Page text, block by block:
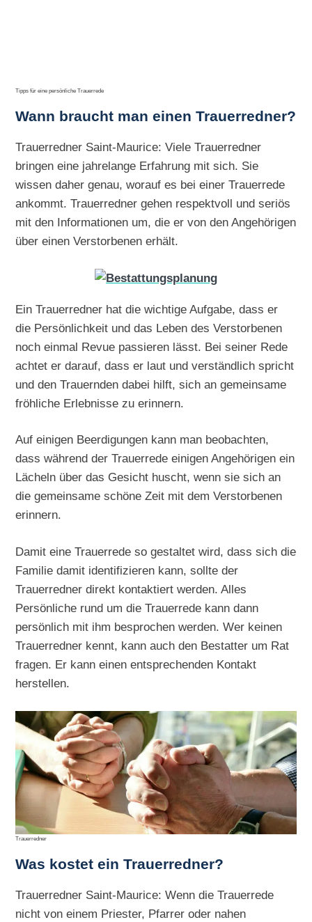
Tipps für eine persönliche Trauerrede
Wann braucht man einen Trauerredner?
Trauerredner Saint-Maurice: Viele Trauerredner
bringen eine jahrelange Erfahrung mit sich. Sie
wissen daher genau, worauf es bei einer Trauerrede
ankommt. Trauerredner gehen respektvoll und seriös
mit den Informationen um, die er von den Angehörigen
über einen Verstorbenen erhält.
Ein Trauerredner hat die wichtige Aufgabe, dass er
die Persönlichkeit und das Leben des Verstorbenen
noch einmal Revue passieren lässt. Bei seiner Rede
achtet er darauf, dass er laut und verständlich spricht
und den Trauernden dabei hilft, sich an gemeinsame
fröhliche Erlebnisse zu erinnern.
Auf einigen Beerdigungen kann man beobachten,
dass während der Trauerrede einigen Angehörigen ein
Lächeln über das Gesicht huscht, wenn sie sich an
die gemeinsame schöne Zeit mit dem Verstorbenen
erinnern.
Damit eine Trauerrede so gestaltet wird, dass sich die
Familie damit identifizieren kann, sollte der
Trauerredner direkt kontaktiert werden. Alles
Persönliche rund um die Trauerrede kann dann
persönlich mit ihm besprochen werden. Wer keinen
Trauerredner kennt, kann auch den Bestatter um Rat
fragen. Er kann einen entsprechenden Kontakt
herstellen.
Trauerredner
Was kostet ein Trauerredner?
Trauerredner Saint-Maurice: Wenn die Trauerrede
nicht von einem Priester, Pfarrer oder nahen